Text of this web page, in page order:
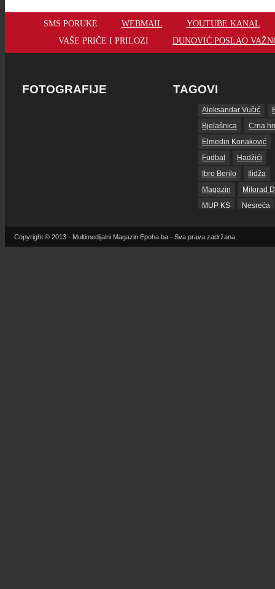
SMS PORUKE WEBMAIL
YOUTUBE KANAL
VAŠE PRIČE I PRILOZI
DUNOVIĆ POSLAO
FOTOGRAFIJE TAGOVI
Aleksandar Vučić
Bjelašnica
Crna
Elmedin Konaković
Fudbal
Hadžići
Ibro Berilo
Ilidža
Magazin
Milorad
MUP KS
Nesreća
Reprezentacija BiH
Copyright © 2013 - Multimedijalni Magazin Epoha.ba - Sva prava zadržana.